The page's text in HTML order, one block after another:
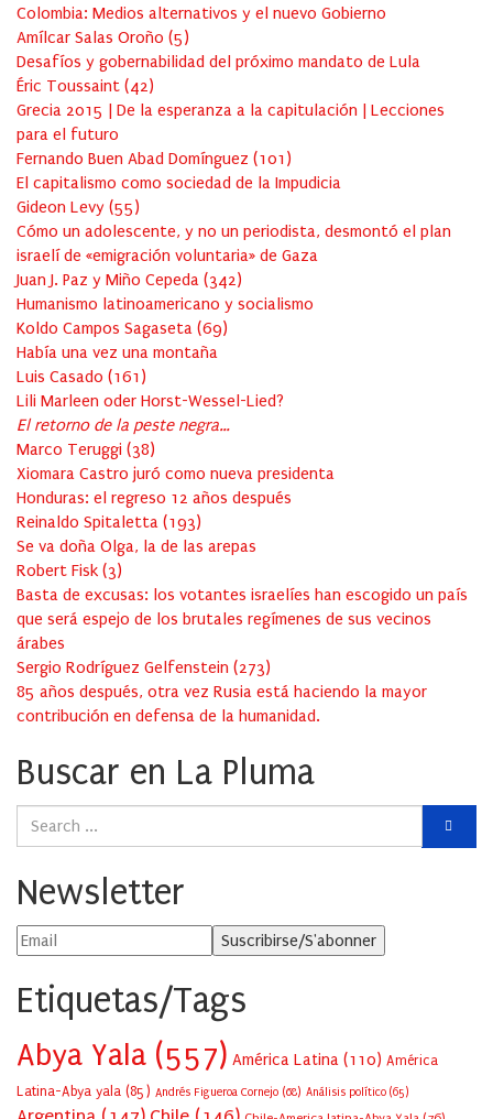
Colombia: Medios alternativos y el nuevo Gobierno
Amílcar Salas Oroño (5)
Desafíos y gobernabilidad del próximo mandato de Lula
Éric Toussaint (42)
Grecia 2015 | De la esperanza a la capitulación | Lecciones
para el futuro
Fernando Buen Abad Domínguez (101 )
El capitalismo como sociedad de la Impudicia
Gideon Levy (55)
Cómo un adolescente, y no un periodista, desmontó el plan
israelí de «emigración voluntaria» de Gaza
Juan J. Paz y Miño Cepeda (342)
Humanismo latinoamericano y socialismo
Koldo Campos Sagaseta (69)
Había una vez una montaña
Luis Casado (161 )
Lili Marleen oder Horst-Wessel-Lied?
El retorno de la peste negra…
Marco Teruggi (38)
Xiomara Castro juró como nueva presidenta
Honduras: el regreso 12 años después
Reinaldo Spitaletta (193)
Se va doña Olga, la de las arepas
Robert Fisk (3)
Basta de excusas: los votantes israelíes han escogido un país
que será espejo de los brutales regímenes de sus vecinos
árabes
Sergio Rodríguez Gelfenstein (273)
85 años después, otra vez Rusia está haciendo la mayor
contribución en defensa de la humanidad.
Buscar en La Pluma
Newsletter
Etiquetas/Tags
Abya Yala (557) América Latina (110) América
Latina-Abya yala (85) Andrés Figueroa Cornejo (68) Análisis político (65)